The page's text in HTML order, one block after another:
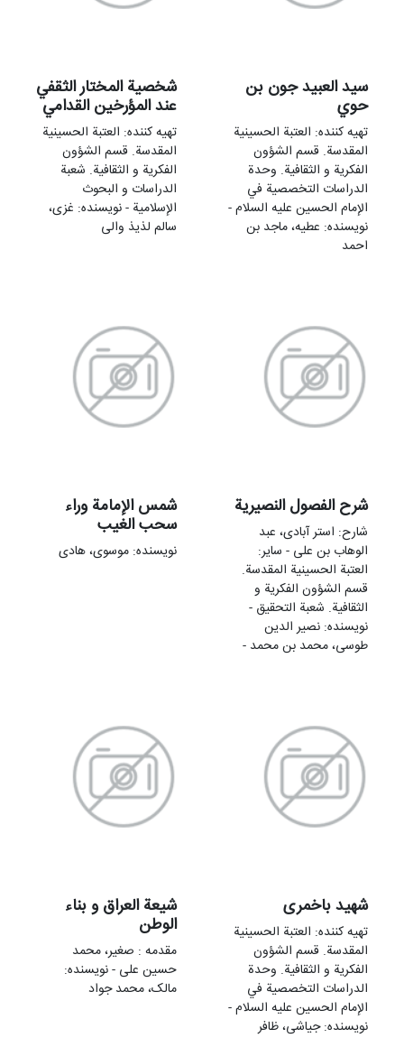
سيد العبيد جون بن
حوي
تهيه کننده: العتبة الحسینیة
المقدسة. قسم الشؤون
الفکریة و الثقافیة. وحدة
الدراسات التخصصیة في
الإمام الحسین علیه السلام -
نویسنده: عطیه، ماجد بن
احمد
شخصية المختار الثقفي
عند المؤرخين القدامي
تهيه کننده: العتبة الحسینیة
المقدسة. قسم الشؤون
الفکریة و الثقافیة. شعبة
الدراسات و البحوث
الإسلامیة - نویسنده: غزی،
سالم لذیذ والی
شرح الفصول النصیریة
شارح: استر آبادی، عبد
الوهاب بن علی - سایر:
العتبة الحسینیة المقدسة.
قسم الشؤون الفکریة و
الثقافیة. شعبة التحقیق -
نویسنده: نصیر الدین
طوسی، محمد بن محمد -
شمس الإمامة وراء
سحب الغيب
نویسنده: موسوی، هادی
شهيد باخمرى
تهيه کننده: العتبة الحسینیة
المقدسة. قسم الشؤون
الفکریة و الثقافیة. وحدة
الدراسات التخصصیة في
الإمام الحسین علیه السلام -
نویسنده: جیاشی، ظافر
شیعة العراق و بناء
الوطن
مقدمه : صغیر، محمد
حسین علی - نویسنده:
مالک، محمد جواد